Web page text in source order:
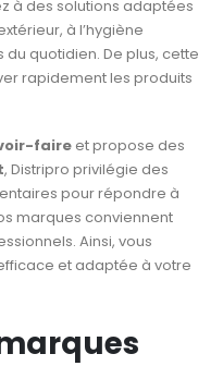
à des solutions adaptées
à l’hygiène
quotidien. De plus, cette
rapidement les produits
faire et propose des
, Distripro privilégie des
pour répondre à
marques conviennent
Ainsi, vous
et adaptée à votre